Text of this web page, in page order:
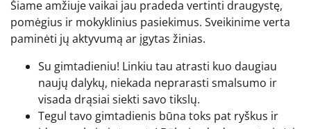
Šiame amžiuje vaikai jau pradeda vertinti draugystę,
pomėgius ir mokyklinius pasiekimus. Sveikinime verta
paminėti jų aktyvumą ar įgytas žinias.
Su gimtadieniu! Linkiu tau atrasti kuo daugiau
naujų dalykų, niekada neprarasti smalsumo ir
visada drąsiai siekti savo tikslų.
Tegul tavo gimtadienis būna toks pat ryškus ir